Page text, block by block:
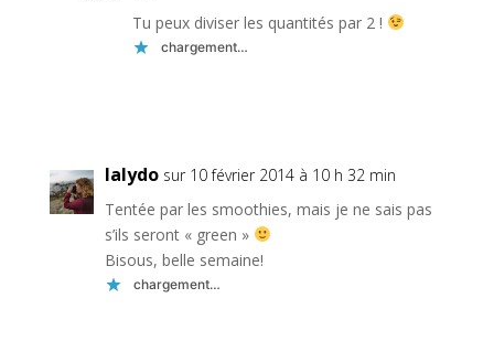
Tu peux diviser les quantités par 2 !
chargement…
lalydo sur 10 février 2014 à 10 h 32 min
Tentée par les smoothies, mais je ne sais pas
s’ils seront « green »
Bisous, belle semaine!
chargement…